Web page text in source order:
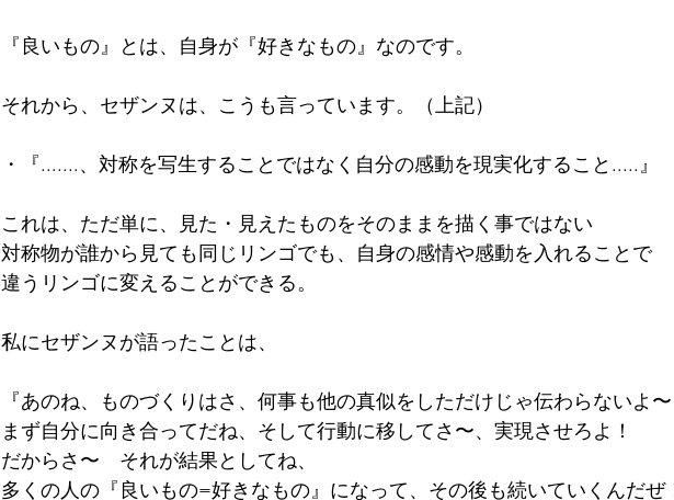
『良いもの』とは、自身が『好きなもの』なのです。
それから、セザンヌは、こうも言っています。（上記）
・『.......、対称を写生することではなく自分の感動を現実化すること.....』
これは、ただ単に、見た・見えたものをそのままを描く事ではない
対称物が誰から見ても同じリンゴでも、自身の感情や感動を入れることで
違うリンゴに変えることができる。
私にセザンヌが語ったことは、
『あのね、ものづくりはさ、何事も他の真似をしただけじゃ伝わらないよ〜
まず自分に向き合ってだね、そして行動に移してさ〜、実現させろよ！
だからさ〜　それが結果としてね、
多くの人の『良いもの=好きなもの』になって、その後も続いていくんだぜ